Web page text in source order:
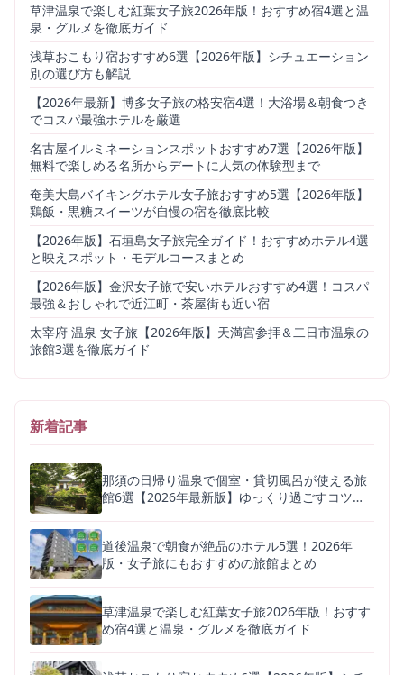
草津温泉で楽しむ紅葉女子旅2026年版！おすすめ宿4選と温
泉・グルメを徹底ガイド
浅草おこもり宿おすすめ6選【2026年版】シチュエーション
別の選び方も解説
【2026年最新】博多女子旅の格安宿4選！大浴場＆朝食つき
でコスパ最強ホテルを厳選
名古屋イルミネーションスポットおすすめ7選【2026年版】
無料で楽しめる名所からデートに人気の体験型まで
奄美大島バイキングホテル女子旅おすすめ5選【2026年版】
鶏飯・黒糖スイーツが自慢の宿を徹底比較
【2026年版】石垣島女子旅完全ガイド！おすすめホテル4選
と映えスポット・モデルコースまとめ
【2026年版】金沢女子旅で安いホテルおすすめ4選！コスパ
最強＆おしゃれで近江町・茶屋街も近い宿
太宰府 温泉 女子旅【2026年版】天満宮参拝＆二日市温泉の
旅館3選を徹底ガイド
新着記事
那須の日帰り温泉で個室・貸切風呂が使える旅
館6選【2026年最新版】ゆっくり過ごすコツも
道後温泉で朝食が絶品のホテル5選！2026年
版・女子旅にもおすすめの旅館まとめ
草津温泉で楽しむ紅葉女子旅2026年版！おすす
め宿4選と温泉・グルメを徹底ガイド